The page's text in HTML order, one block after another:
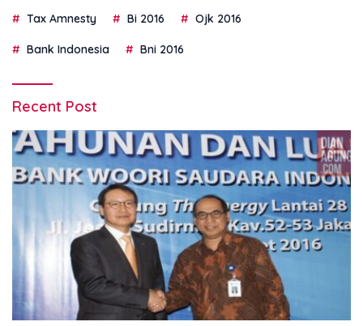
Tax Amnesty Bi 2016 Ojk 2016
Bank Indonesia Bni 2016
Recent Post